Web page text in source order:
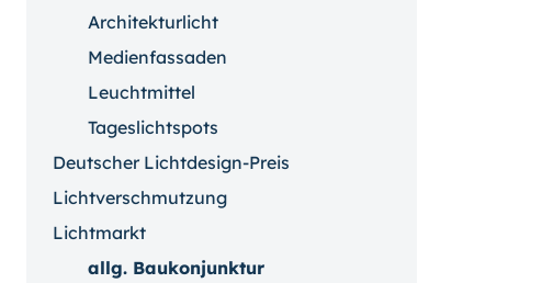
Architekturlicht
Medienfassaden
Leuchtmittel
Tageslichtspots
Deutscher Lichtdesign-Preis
Lichtverschmutzung
Lichtmarkt
allg. Baukonjunktur